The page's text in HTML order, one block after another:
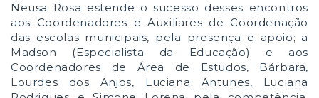
Neusa Rosa estende o sucesso desses encontros
aos Coordenadores e Auxiliares de Coordenação
das escolas municipais, pela presença e apoio; a
Madson (Especialista da Educação) e aos
Coordenadores de Área de Estudos, Bárbara,
Lourdes dos Anjos, Luciana Antunes, Luciana